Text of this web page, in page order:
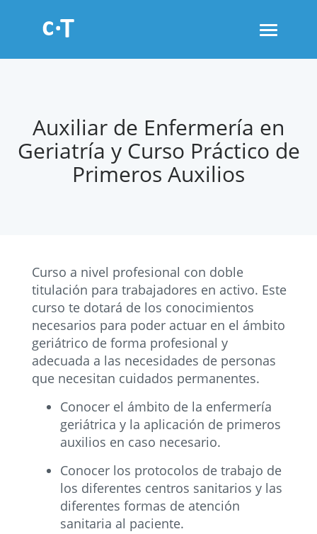
Toggle
Auxiliar de Enfermería en
Geriatría y Curso Práctico de
Primeros Auxilios
Curso a nivel profesional con doble
titulación para trabajadores en activo. Este
curso te dotará de los conocimientos
necesarios para poder actuar en el ámbito
geriátrico de forma profesional y
adecuada a las necesidades de personas
que necesitan cuidados permanentes.
Conocer el ámbito de la enfermería
geriátrica y la aplicación de primeros
auxilios en caso necesario.
Conocer los protocolos de trabajo de
los diferentes centros sanitarios y las
diferentes formas de atención
sanitaria al paciente.